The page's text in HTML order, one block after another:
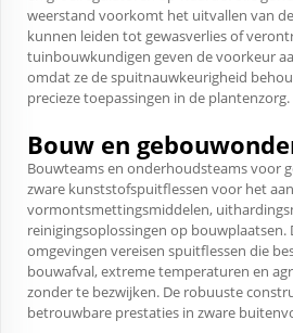
weerstand voorkomt het uitvallen van
kunnen leiden tot gewasverlies of
tuinbouwkundigen geven de voorkeur
omdat ze de spuitnauwkeurigheid
precieze toepassingen in de plantenzorg.
Bouw en
Bouwteams en onderhoudsteams voor
zware kunststofspuitflessen voor het
vormontsmettingsmiddelen,
reinigingsoplossingen op bouwplaatsen.
omgevingen vereisen spuitflessen die
bouwafval, extreme temperaturen en
zonder te bezwijken. De robuuste
betrouwbare prestaties in zware